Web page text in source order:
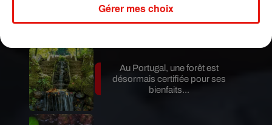
Gomez et Becky G sur son
nouveau single
Au Portugal, une forêt est
désormais certifiée pour ses
bienfaits...
Gérer mes choix